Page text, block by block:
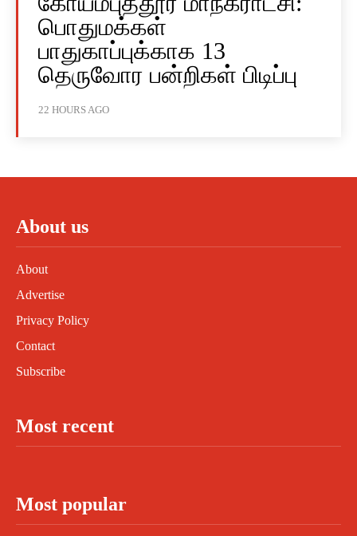
பொதுமக்கள்
பாதுகாப்புக்காக 13
தெருவோர பன்றிகள் பிடிப்பு
22 HOURS AGO
About us
About
Advertise
Privacy Policy
Contact
Subscribe
Most recent
Most popular